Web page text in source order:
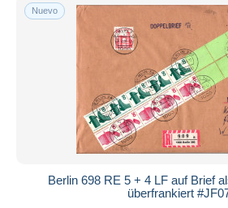
Nuevo
Berlin 698 RE 5 + 4 LF auf Brief
überfrankiert